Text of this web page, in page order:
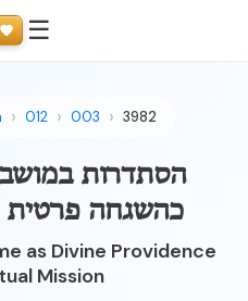
☰
012 003 3982
הסתדרות במושב
כהשגחה פרטית
as Divine Providence
Mission